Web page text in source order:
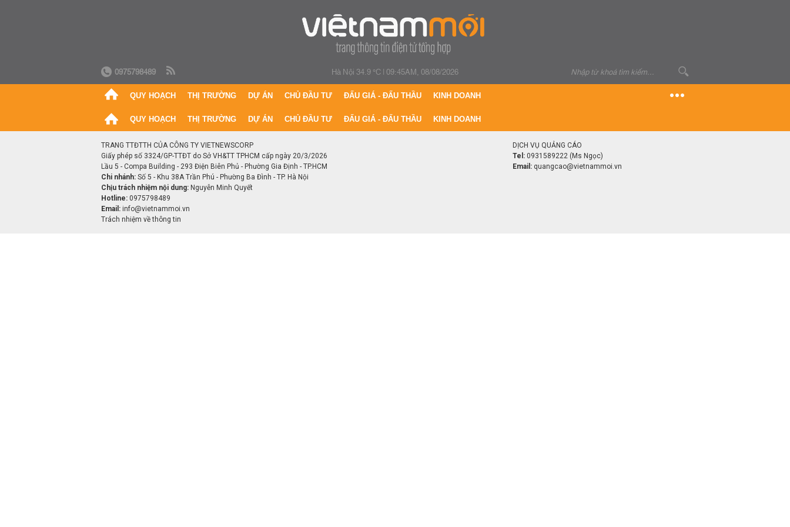
0975798489 Hà Nội 34.9 °C|09:45AM, 08/08/2026
QUY HOẠCH THỊ TRƯỜNG DỰ ÁN CHỦ ĐẦU TƯ ĐẤU GIÁ - ĐẤU THẦU KINH DOANH
QUY HOẠCH THỊ TRƯỜNG DỰ ÁN CHỦ ĐẦU TƯ ĐẤU GIÁ - ĐẤU THẦU KINH DOANH
TRANG TTĐTTH CỦA CÔNG TY VIETNEWSCORP
Giấy phép số 3324/GP-TTĐT do Sở VH&TT TPHCM cấp ngày 20/3/2026
Lầu 5 - Compa Building - 293 Điện Biên Phủ - Phường Gia Định - TP.HCM
Chi nhánh: Số 5 - Khu 38A Trần Phú - Phường Ba Đình - TP. Hà Nội
Chịu trách nhiệm nội dung: Nguyễn Minh Quyết
Hotline: 0975798489
Email: info@vietnammoi.vn
Trách nhiệm về thông tin
DỊCH VỤ QUẢNG CÁO
Tel: 0931589222 (Ms Ngọc)
Email: quangcao@vietnammoi.vn